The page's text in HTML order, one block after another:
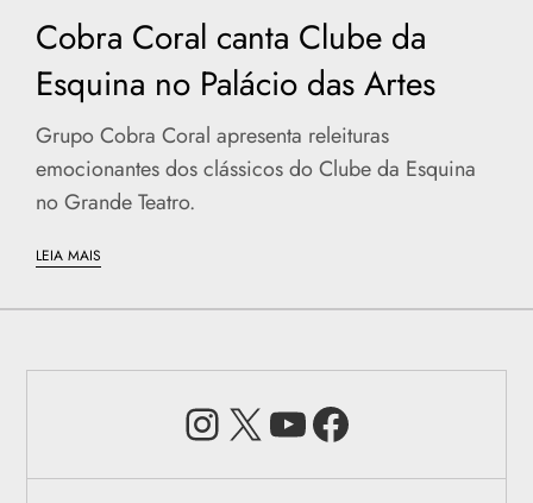
Cobra Coral canta Clube da
Esquina no Palácio das Artes
Grupo Cobra Coral apresenta releituras
emocionantes dos clássicos do Clube da Esquina
no Grande Teatro.
LEIA MAIS
Instagram
X Youtube